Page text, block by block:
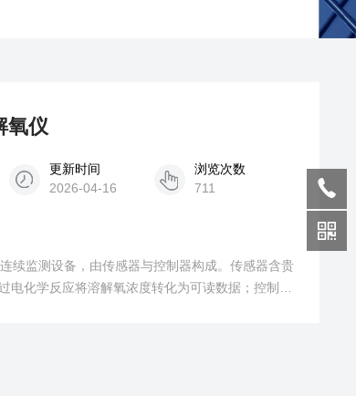
氧仪
更新时间
2026-04-16
浏览次数
711
续监测设备，由传感器与控制器构成。传感器含贵
化学反应将溶解氧浓度转化为可读数据；控制器